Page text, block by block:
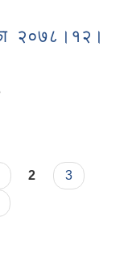
२०७८।१२।
2
3